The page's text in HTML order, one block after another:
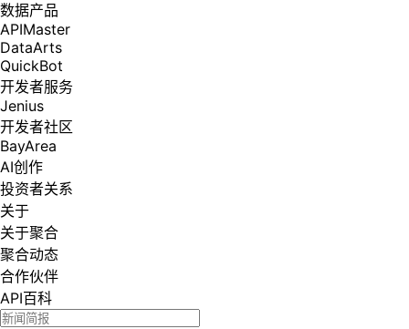
数据产品
APIMaster
DataArts
QuickBot
开发者服务
Jenius
开发者社区
BayArea
AI创作
投资者关系
关于
关于聚合
聚合动态
合作伙伴
API百科